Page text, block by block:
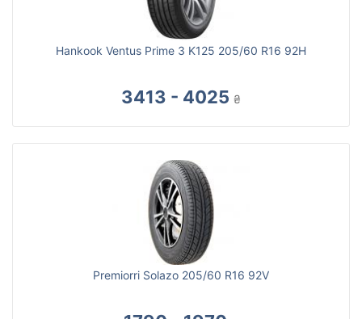
Hankook Ventus Prime 3 K125 205/60 R16 92H
3413 - 4025 ₴
Premiorri Solazo 205/60 R16 92V